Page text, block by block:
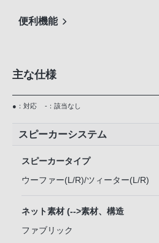
便利機能
主な仕様
●：対応 -：該当なし
スピーカーシステム
スピーカータイプ
ウーファー(L/R)/ツィーター(L/R)
ネット素材 (-->素材、構造
ファブリック